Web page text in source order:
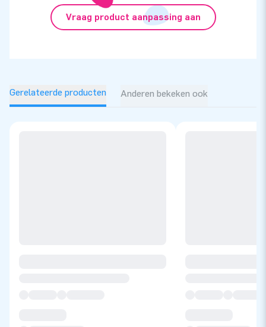
Vraag product aanpassing aan
Gerelateerde producten Anderen bekeken ook